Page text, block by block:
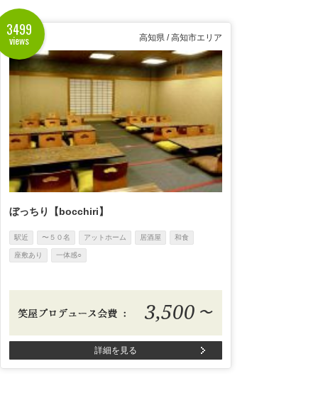
高知県 / 高知市エリア
ぼっちり【bocchiri】
駅近 〜５０名 アットホーム 居酒屋 和食
座敷あり 一体感○
3,500 〜
3499
views
詳細を見る